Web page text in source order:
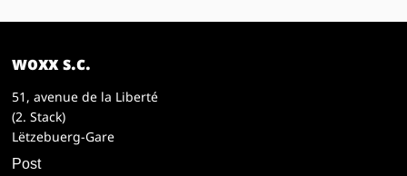
woxx s.c.
51, avenue de la Liberté
(2. Stack)
Lëtzebuerg-Gare
Post